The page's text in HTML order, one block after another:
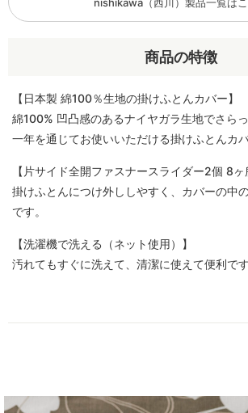
商品の特徴
【日本製 綿100％生地の掛けふとんカバー】
綿100% 凹凸感のあるナイヤガラ生地でさら
一年を通じてお使いいただける掛けふとんカバ
【片サイド全開ファスナースライダー2個 8ヶ
掛けふとんにつけ外ししやすく、カバーの中
です。
【洗濯機で洗える（ネット使用）】
汚れてもすぐに洗えて、清潔に使えて便利です